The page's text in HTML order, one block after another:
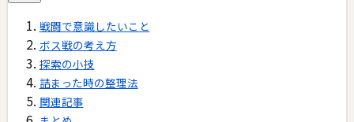
戦闘で意識したいこと
ボス戦の考え方
探索の小技
詰まった時の整理法
関連記事